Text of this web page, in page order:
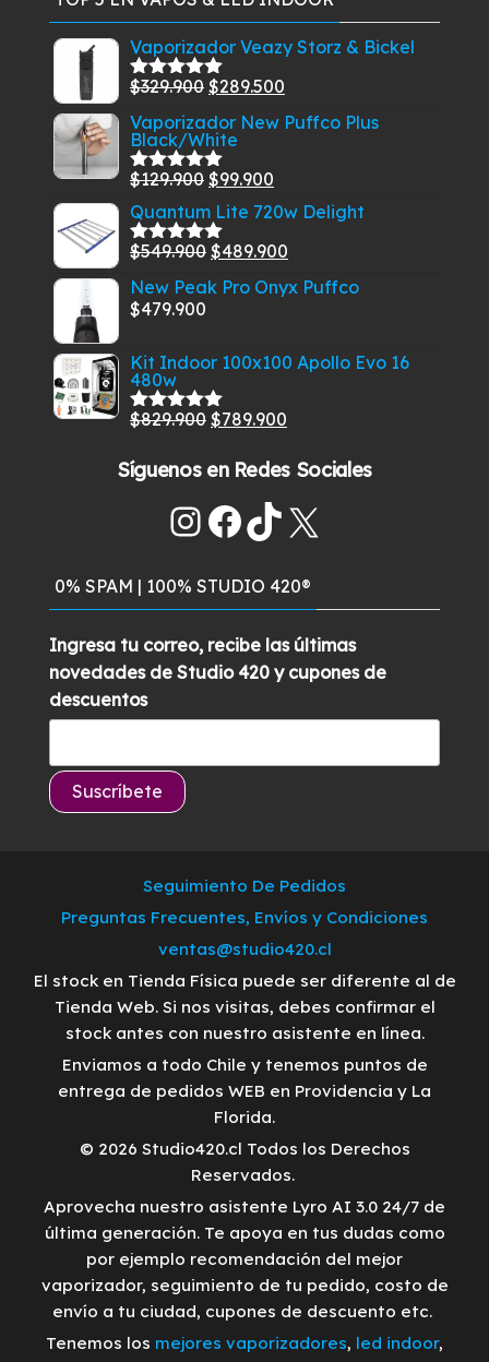
Vaporizador Veazy Storz & Bickel
Valorado
5
$329.900 El
precio
original
era:
$329.900.
$289.500
precio
Vaporizador New Puffco Plus
Black/White
Valorado
5
$129.900 El
precio
original
era:
$129.900.
$99.900
precio
es:
$99.900.
Quantum Lite 720w Delight
Valorado
5
$549.900 El
precio
$549.900.
$489.900
precio
$489.900.
New Peak Pro Onyx Puffco
$479.900
Kit Indoor 100x100 Apollo Evo 16
480w
Valorado
5
$829.900 El
original
era:
$829.900.
$789.900
actual
$789.900.
Síguenos en Redes Sociales
Instagram
Facebook
TikTok
X
0% SPAM | 100% STUDIO 420®
Ingresa tu correo, recibe las últimas
novedades de Studio 420 y cupones de
descuentos
Seguimiento De Pedidos
Preguntas Frecuentes, Envíos y Condiciones
ventas@studio420.cl
El stock en Tienda Física puede ser diferente al de
Tienda Web. Si nos visitas, debes confirmar el
stock antes con nuestro asistente en línea.
Enviamos a todo Chile y tenemos puntos de
entrega de pedidos WEB en Providencia y La
Florida.
© 2026 Studio420.cl Todos los Derechos
Reservados.
Aprovecha nuestro asistente Lyro AI 3.0 24/7 de
última generación. Te apoya en tus dudas como
por ejemplo recomendación del mejor
vaporizador, seguimiento de tu pedido, costo de
envío a tu ciudad, cupones de descuento etc.
Tenemos los mejores vaporizadores, led indoor,